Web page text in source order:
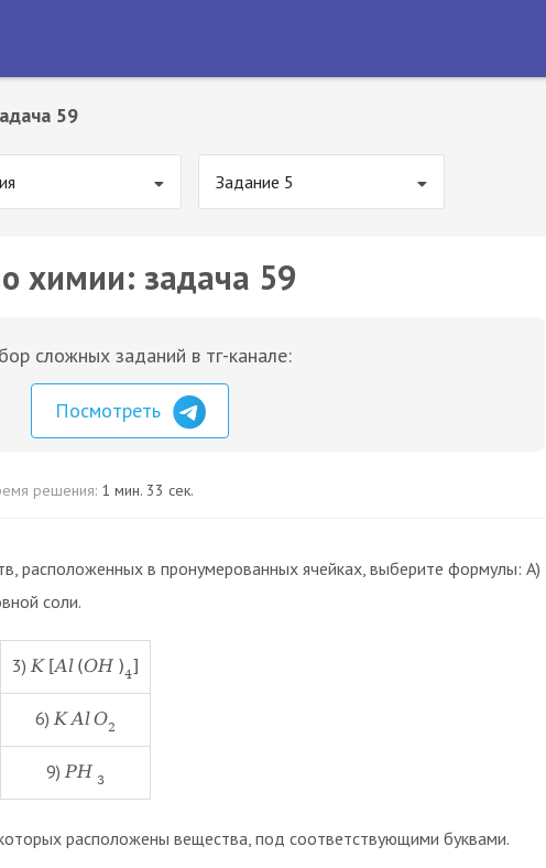
59
Задание 5
химии: задача 59
сложных заданий в тг-канале:
Посмотреть
решения: 1 мин. 33 сек.
расположенных в пронумерованных ячейках, выберите формулы: А)
соли.
3) K [Al (OH )4]
6) K AlO2
9) PH 3
расположены вещества, под соответствующими буквами.